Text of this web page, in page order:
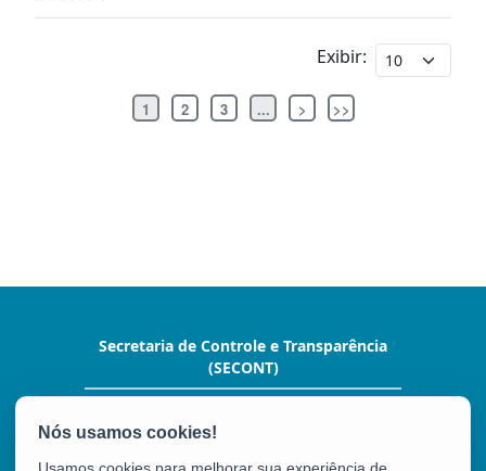
Exibir:
1 2 3 ... > >>
Secretaria de Controle e Transparência
(SECONT)
Hoffman,10º andar. - Enseada do Suá